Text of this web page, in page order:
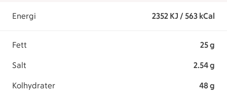
Energi 2352 KJ / 563 kCal
Fett 25 g
Salt 2.54 g
Kolhydrater 48 g